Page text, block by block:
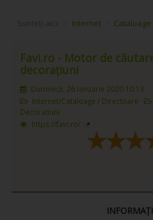
Internet
Favi.ro - Motor de
decorațiuni
Duminică, 26 Ianuarie 2020 10:13
Internet/Cataloage / Directoare
Decorațiuni
https://favi.ro/